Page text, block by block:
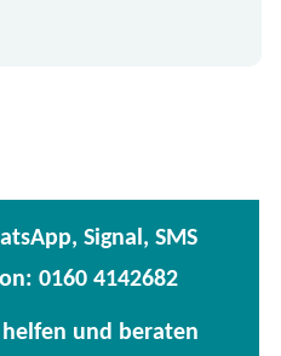
Signal, SMS
0160 4142682
und beraten